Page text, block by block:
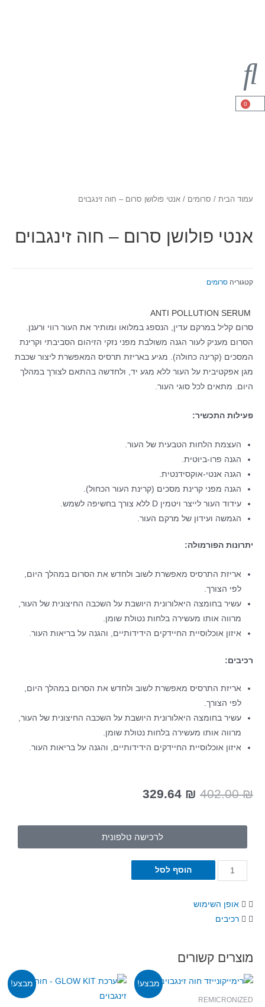
הבית/סרומים/ אנטי פולושן סרום – חוה זינגבוים
פולושן סרום – חוה זינגבוים
סרומים
קליל במרקם עדין, הנספג במלואו ומותיר את העור רווי ורענן.
מעניק לעור הגנה משולבת מפני נזקי הזיהום הסביבתי וקרינת
(קרינה כחולה). מגיע באריזת תרסיס המאפשרת ליצור שכבת
אפקטיבית על העור ללא מגע יד, ולחדשה בהתאם לצורך במהלך
מתאים לכל סוגי העור.
התכשיר:
העצמת הלחות הטבעית של העור.
הגנה פרו-ביוטית.
הגנה אנטי-אוקסידנטית.
הגנה מפני קרינת מסכים (קרינת העור הכחול).
עידוד העור לייצר ויטמין D ללא צורך בחשיפה לשמש.
הגמשה ועידון של מרקם העור.
הפורמולה:
אריזת התרסיס מאפשרת לשוב ולחדש את הסרום במהלך היום,
לפי הצורך.
עשיר בחומצה היאלורונית היושבת על השכבה החיצונית של העור,
מרווה אותו מעשירה בלחות נטולת שומן.
איזון אוכלוסיית החיידקים הידידותיים, והגנה על בריאות העור.
אריזת התרסיס מאפשרת לשוב ולחדש את הסרום במהלך היום,
לפי הצורך.
עשיר בחומצה היאלורונית היושבת על השכבה החיצונית של העור,
מרווה אותו מעשירה בלחות נטולת שומן.
איזון אוכלוסיית החיידקים הידידותיים, והגנה על בריאות העור.
402.00
329.64₪
לרכישה טלפונית
הוסף לסל
אופן השימוש
רכיבים
קשורים
מבצע! מבצע!